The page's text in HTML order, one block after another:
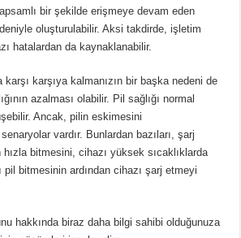
bir şekilde erişmeye devam eden
oluşturulabilir.Aksi takdirde, işletim
hatalardan da kaynaklanabilir.
karşıya kalmanızın bir başka nedeni de
azalması olabilir. Pil sağlığı normal
Ancak, pilin eskimesini
vardır. Bunlardan bazıları, şarj
bitmesini, cihazı yüksek sıcaklıklarda
pil bitmesinin ardından cihazı şarj etmeyi
hakkında biraz daha bilgi sahibi olduğunuza